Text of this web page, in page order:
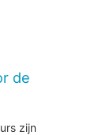
de
zijn